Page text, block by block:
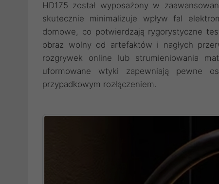
HD175 został wyposażony w
skutecznie minimalizuje wpływ fal
domowe, co potwierdzają rygorystyczne
obraz wolny od artefaktów i nagłych
rozgrywek online lub strumieniowania
uformowane wtyki zapewniają pewne
przypadkowym rozłączeniem.